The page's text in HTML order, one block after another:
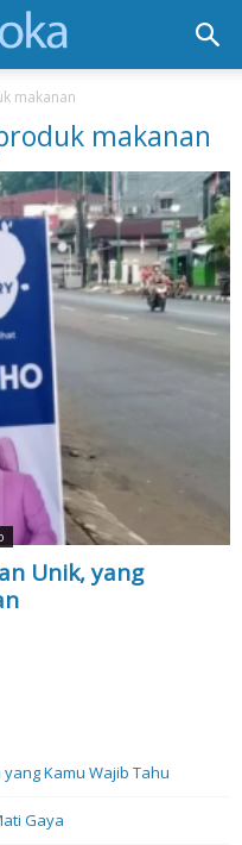
makanan
makanan
Unik, yang
Kamu Wajib Tahu
Gaya